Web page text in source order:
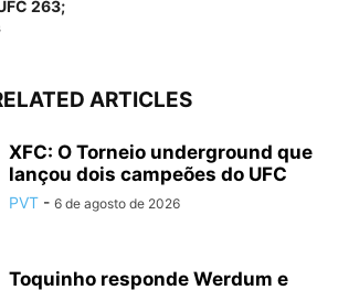
263;
ARTICLES
XFC: O Torneio underground que
lançou dois campeões do UFC
PVT - 6 de agosto de 2026
Toquinho responde Werdum e